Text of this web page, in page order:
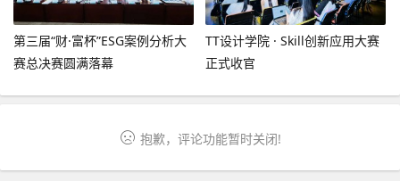
第三届“财·富杯”ESG案例分析大
赛总决赛圆满落幕
TT设计学院 · Skill创新应用大赛
正式收官
抱歉，评论功能暂时关闭!